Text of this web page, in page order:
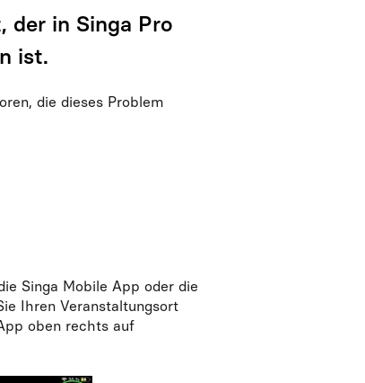
der in Singa Pro
ist.
die dieses Problem
Singa Mobile App oder die
Ihren Veranstaltungsort
oben rechts auf